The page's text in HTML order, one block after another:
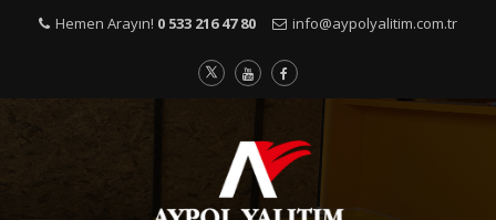
Hemen Arayın! 0 533 216 47 80 info@aypolyalitim.com.tr